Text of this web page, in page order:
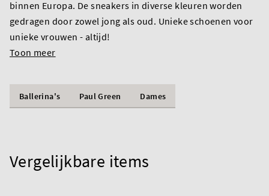
binnen Europa. De sneakers in diverse kleuren worden
gedragen door zowel jong als oud. Unieke schoenen voor
unieke vrouwen - altijd!
Toon meer
Ballerina's Paul Green Dames
Vergelijkbare items